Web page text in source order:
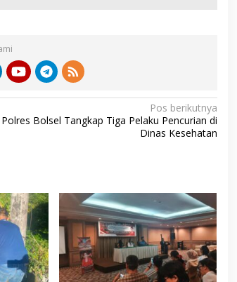
Pos berikutnya
Polres Bolsel Tangkap Tiga Pelaku Pencurian di
Dinas Kesehatan